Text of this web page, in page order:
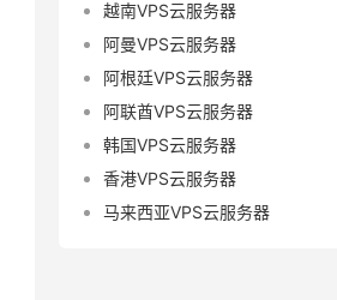
越南VPS云服务器
阿曼VPS云服务器
阿根廷VPS云服务器
阿联酋VPS云服务器
韩国VPS云服务器
香港VPS云服务器
马来西亚VPS云服务器